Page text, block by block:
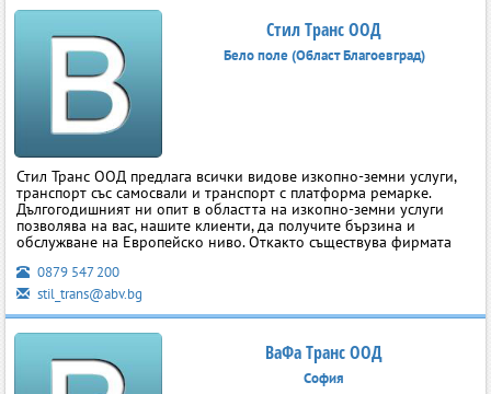
Стил Транс ООД
Бело поле (Област Благоевград)
Стил Транс ООД предлага всички видове изкопно-земни услуги,
транспорт със самосвали и транспорт с платформа ремарке.
Дългогодишният ни опит в областта на изкопно-земни услуги
позволява на вас, нашите клиенти, да получите бързина и
обслужване на Европейско ниво. Откакто съществува фирмата
0879 547 200
stil_trans@abv.bg
ВаФа Транс ООД
София